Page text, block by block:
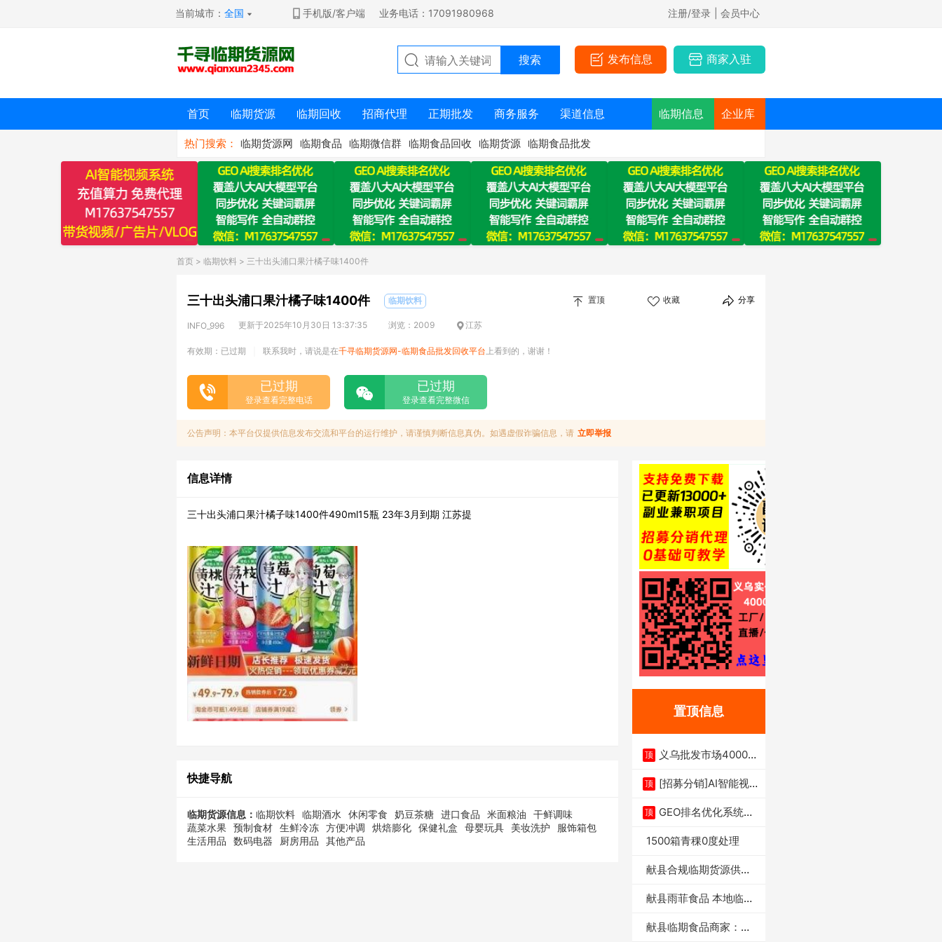
当前城市：全国 手机版/客户端 业务电话：17091980968 注册/登录 | 会员中心
发布信息 商家入驻
首页 临期货源 临期回收 招商代理 正期批发 商务服务 渠道信息 临期信息 企业库
热门搜索： 临期货源网 临期食品 临期微信群 临期食品回收 临期货源 临期食品批发
首页 > 临期饮料 > 三十出头浦口果汁橘子味1400件
三十出头浦口果汁橘子味1400件 临期饮料 置顶 收藏 分享
INFO_996 更新于2025年10月30日 13:37:35 浏览：2009 江苏
有效期：已过期 联系我时，请说是在千寻临期货源网-临期食品批发回收平台 上看到的，谢谢！
已过期
登录查看完整电话
已过期
登录查看完整微信
公告声明：本平台仅提供信息发布交流和平台的运行维护，请谨慎判断信息真伪。如遇虚假诈骗信息，请 立即举报
信息详情
三十出头浦口果汁橘子味1400件490ml15瓶 23年3月到期 江苏提
快捷导航
临期货源信息： 临期饮料 临期酒水 休闲零食 奶豆茶糖 进口食品 米面粮油
干鲜调味
蔬菜水果 预制食材 生鲜冷冻 方便冲调 烘焙膨化 保健礼盒 母婴玩具 美妆洗护
服饰箱包
生活用品
数码电器 厨房用品 其他产品
置顶信息
顶
义乌批发市场4000多
顶 [招募分销]AI智能视
顶 GEO排名优化系统+A
1500箱青稞0度处理
献县合规临期货源供货
献县雨菲食品 本地临期
献县临期食品商家：献